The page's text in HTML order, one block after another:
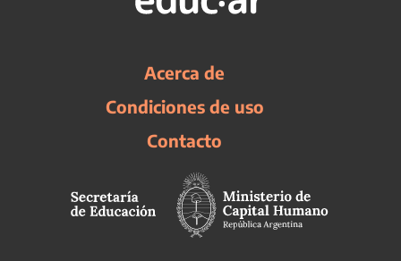
Acerca de
Condiciones de uso
Contacto